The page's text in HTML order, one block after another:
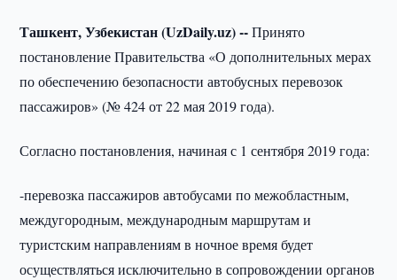
Ташкент, Узбекистан (UzDaily.uz) --Принято
постановление Правительства «О дополнительных мерах
по обеспечению безопасности автобусных перевозок
пассажиров» (№ 424 от 22 мая 2019 года).
Согласно постановления, начиная с 1 сентября 2019 года:
-перевозка пассажиров автобусами по межобластным,
междугородным, международным маршрутам и
туристским направлениям в ночное время будет
осуществляться исключительно в сопровождении органов